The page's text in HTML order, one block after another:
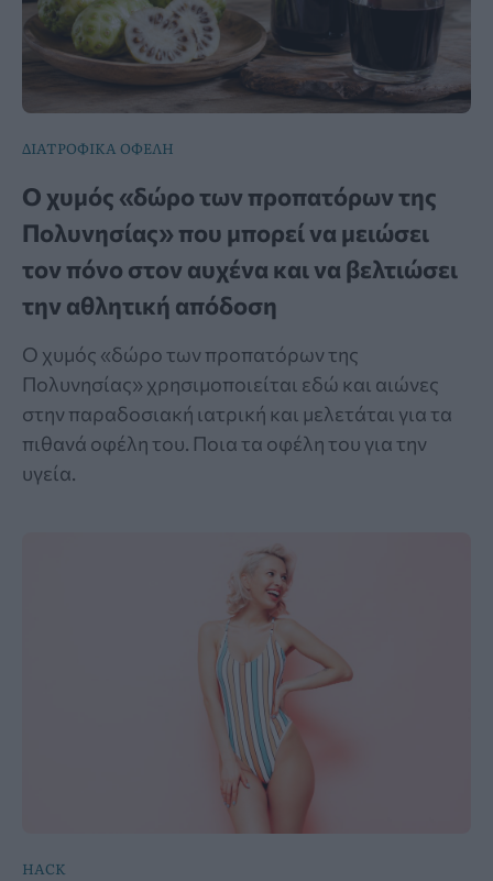
ΔΙΑΤΡΟΦΙΚΑ ΟΦΕΛΗ
Ο χυμός «δώρο των προπατόρων της
Πολυνησίας» που μπορεί να μειώσει
τον πόνο στον αυχένα και να βελτιώσει
την αθλητική απόδοση
Ο χυμός «δώρο των προπατόρων της
Πολυνησίας» χρησιμοποιείται εδώ και αιώνες
στην παραδοσιακή ιατρική και μελετάται για τα
πιθανά οφέλη του. Ποια τα οφέλη του για την
υγεία.
HACK